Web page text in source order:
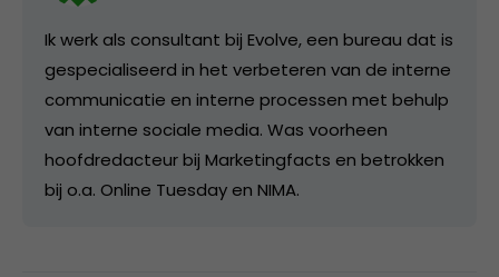
Ik werk als consultant bij Evolve, een bureau dat is
gespecialiseerd in het verbeteren van de interne
communicatie en interne processen met behulp
van interne sociale media. Was voorheen
hoofdredacteur bij Marketingfacts en betrokken
bij o.a. Online Tuesday en NIMA.